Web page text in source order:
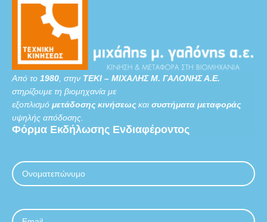
Από το 1980 , στην ΤΕΚΙ – ΜΙΧΑΛΗΣ Μ. ΓΑΛΟΝΗΣ Α.Ε.
στηρίζουμε τη βιομηχανία με
εξοπλισμό μετάδοσης κινήσεως και συστήματα μεταφοράς
υψηλής απόδοσης.
Φόρμα Εκδήλωσης Ενδιαφέροντος